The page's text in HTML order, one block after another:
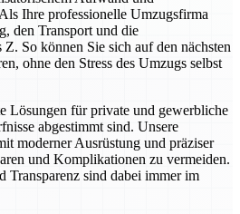
Ihre professionelle Umzugsfirma
den Transport und die
So können Sie sich auf den nächsten
ohne den Stress des Umzugs selbst
Lösungen für private und gewerbliche
abgestimmt sind. Unsere
moderner Ausrüstung und präziser
und Komplikationen zu vermeiden.
Transparenz sind dabei immer im